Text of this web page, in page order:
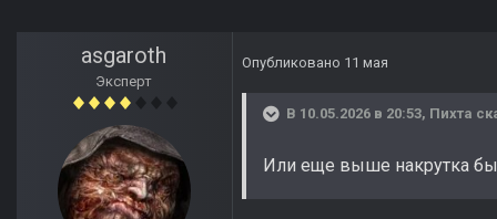
asgaroth
Эксперт
Опубликовано 11 мая
В 10.05.2026 в 20:53, Пихта
Или еще выше накрутка